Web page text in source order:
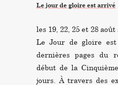
Le jour de gloire est arrivé
les 19, 22, 25 et 28
Le Jour de gloire
dernières pages du
début de la
jours. À travers des